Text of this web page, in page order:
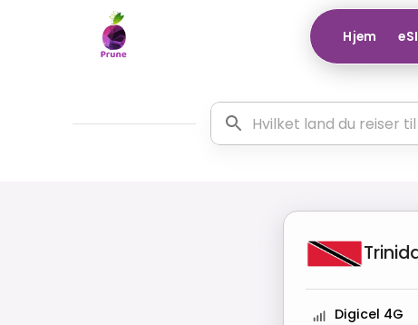
Hjem
Digicel 4G